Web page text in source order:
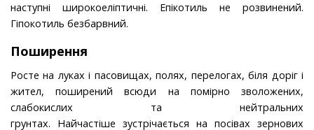
наступні широкоеліптичні. Епікотиль не розвинений.
Гіпокотиль безбарвний.
Поширення
Росте на луках і пасовищах, полях, перелогах, біля доріг і
жител, поширений всюди на помірно зволожених,
слабокислих та нейтральних
грунтах. Найчастіше зустрічається на посівах зернових